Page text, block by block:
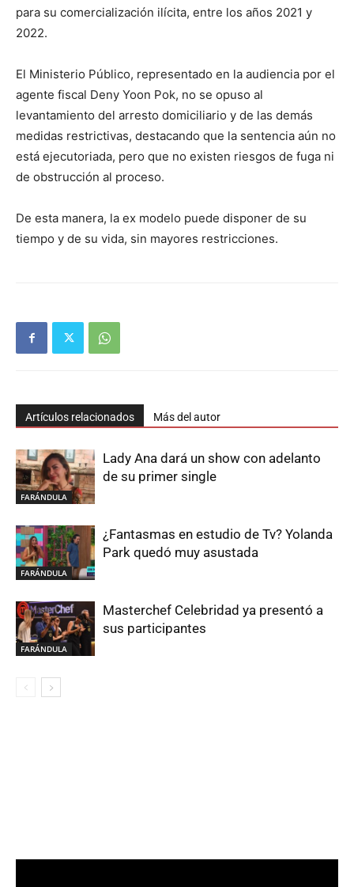
para su comercialización ilícita, entre los años 2021 y
2022.
El Ministerio Público, representado en la audiencia por el
agente fiscal Deny Yoon Pok, no se opuso al
levantamiento del arresto domiciliario y de las demás
medidas restrictivas, destacando que la sentencia aún no
está ejecutoriada, pero que no existen riesgos de fuga ni
de obstrucción al proceso.
De esta manera, la ex modelo puede disponer de su
tiempo y de su vida, sin mayores restricciones.
Artículos relacionados Más del autor
FARÁNDULA
Lady Ana dará un show con adelanto
de su primer single
FARÁNDULA
¿Fantasmas en estudio de Tv? Yolanda
Park quedó muy asustada
FARÁNDULA
Masterchef Celebridad ya presentó a
sus participantes